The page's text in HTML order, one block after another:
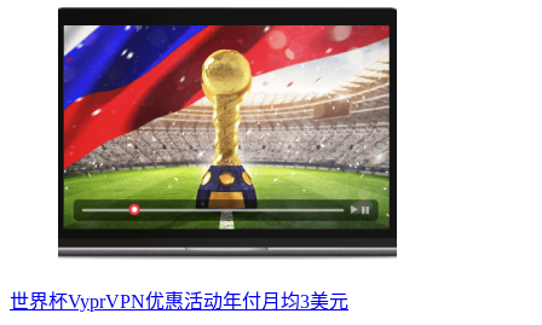
世界杯VyprVPN优惠活动年付月均3美元